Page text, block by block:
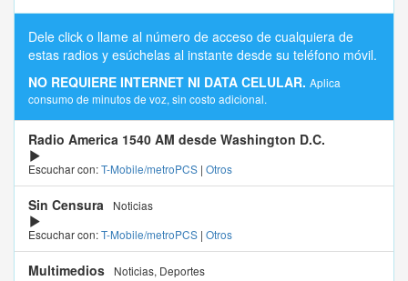
Dele click o llame al número de acceso de cualquiera de
estas radios y esúchelas al instante desde su teléfono móvil.
NO REQUIERE INTERNET NI DATA CELULAR. Aplica
consumo de minutos de voz, sin costo adicional.
Radio America 1540 AM desde Washington D.C.
Escuchar con:T-Mobile/metroPCS | Otros
Sin Censura
Noticias
Escuchar con:T-Mobile/metroPCS | Otros
Multimedios
Noticias, Deportes